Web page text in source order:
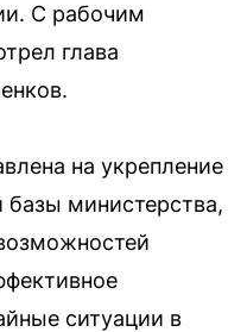
С рабочим
глава
на укрепление
базы министерства,
ситуации в